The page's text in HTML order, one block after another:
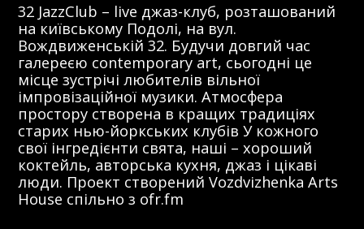
32 JazzClub – live джаз-клуб, розташований
на київському Подолі, на вул.
Вождвиженській 32. Будучи довгий час
галереєю contemporary art, сьогодні це
місце зустрічі любителів вільної
імпровізаційної музики. Атмосфера
простору створена в кращих традиціях
старих нью-йоркських клубів У кожного
свої інгредієнти свята, наші – хороший
коктейль, авторська кухня, джаз і цікаві
люди. Проект створений Vozdvizhenka Arts
House спільно з ofr.fm